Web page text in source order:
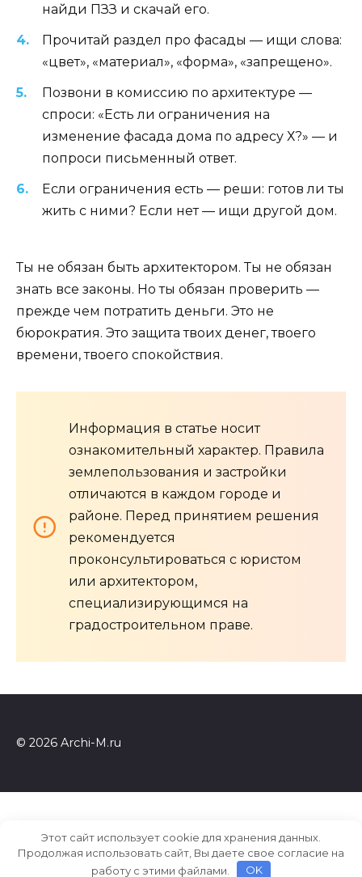
найди ПЗЗ и скачай его.
Прочитай раздел про фасады — ищи слова:
«цвет», «материал», «форма», «запрещено».
Позвони в комиссию по архитектуре —
спроси: «Есть ли ограничения на
изменение фасада дома по адресу Х?» — и
попроси письменный ответ.
Если ограничения есть — реши: готов ли ты
жить с ними? Если нет — ищи другой дом.
Ты не обязан быть архитектором. Ты не обязан
знать все законы. Но ты обязан проверить —
прежде чем потратить деньги. Это не
бюрократия. Это защита твоих денег, твоего
времени, твоего спокойствия.
Информация в статье носит
ознакомительный характер. Правила
землепользования и застройки
отличаются в каждом городе и
районе. Перед принятием решения
рекомендуется
проконсультироваться с юристом
или архитектором,
специализирующимся на
градостроительном праве.
© 2026 Archi-M.ru
Этот сайт использует cookie для хранения данных.
Продолжая использовать сайт, Вы даете свое согласие на
работу с этими файлами.
OK